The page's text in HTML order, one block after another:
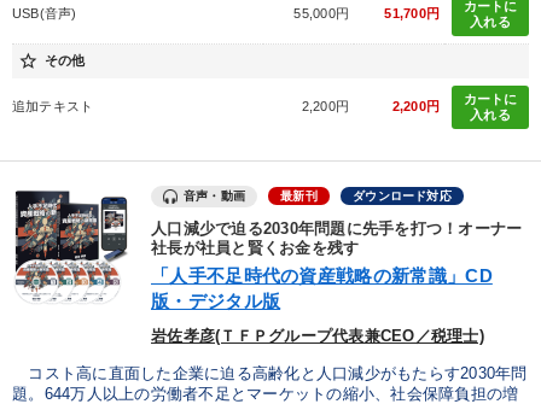
※「更新」を押すと「カテゴリー」「目的別」「キーワード」を更新いただけます。
local_offer タグから探す refresh 更新する
タグ・キーワード
デザイン スポーツ関連 人事戦略
DX 健康・ウェルビーイング
会社数字を学ぶ 交渉 不動産 老舗企業 中村天風
USB(音声) 55,000円 51,700円
カートに
入れる
star_border その他
追加テキスト 2,200円 2,200円
カートに
入れる
音声・動画 最新刊 ダウンロード対応
人口減少で迫る2030年問題に先手を打つ！オーナー
社長が社員と賢くお金を残す
「人手不足時代の資産戦略の新常識」CD
版・デジタル版
岩佐孝彦(ＴＦＰグループ代表兼CEO／税理士)
コスト高に直面した企業に迫る高齢化と人口減少がもたらす2030年問
題。644万人以上の労働者不足とマーケットの縮小、社会保障負担の増